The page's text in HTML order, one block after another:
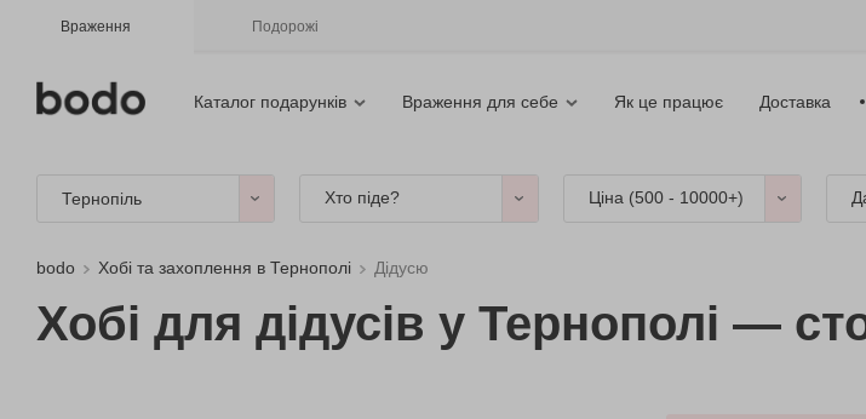
Враження Подорожі
Каталог подарунків Враження для себе Як це працює Доставка
Тернопіль Хто піде? Ціна (500 - 10000+)
bodo Хобі та захоплення в Тернополі Дідусю
Хобі для дідусів у Тернополі —